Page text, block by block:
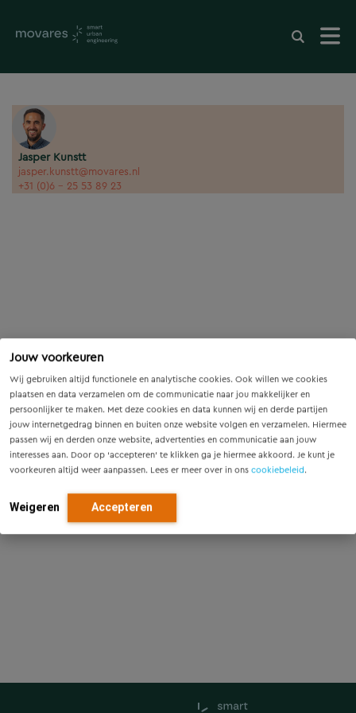
Jouw voorkeuren
Wij gebruiken altijd functionele en analytische cookies. Ook willen we cookies
plaatsen en data verzamelen om de communicatie naar jou makkelijker en
persoonlijker te maken. Met deze cookies en data kunnen wij en derde partijen
jouw internetgedrag binnen en buiten onze website volgen en verzamelen. Hiermee
passen wij en derden onze website, advertenties en communicatie aan jouw
interesses aan. Door op ‘accepteren’ te klikken ga je hiermee akkoord. Je kunt je
voorkeuren altijd weer aanpassen. Lees er meer over in ons cookiebeleid.
Weigeren Accepteren
Jasper Kunstt
jasper.kunstt@movares.nl
+31 (0)6 - 25 53 89 23